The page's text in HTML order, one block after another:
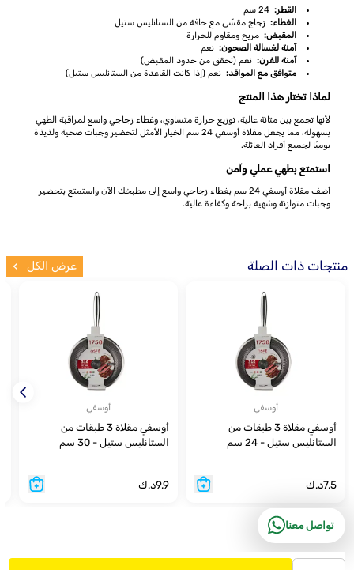
القطر: 24 سم
الغطاء: زجاج مقسّى مع حافة من الستانليس ستيل
المقبض: مريح ومقاوم للحرارة
آمنة لغسالة الصحون: نعم
آمنة للفرن: نعم (تحقق من حدود المقبض)
متوافق مع المواقد: نعم (إذا كانت القاعدة من الستانليس ستيل)
لماذا تختار هذا المنتج
لأنها تجمع بين متانة عالية، توزيع حرارة متساوي، وغطاء زجاجي واسع لمراقبة الطهي
بسهولة، مما يجعل مقلاة أوسفي 24 سم الخيار الأمثل لتحضير وجبات صحية ولذيذة
يوميًا لجميع أفراد العائلة.
استمتع بطهي عملي وآمن
أضف مقلاة أوسفي 24 سم بغطاء زجاجي واسع إلى مطبخك الآن واستمتع بتحضير
وجبات متوازنة وشهية براحة وكفاءة عالية.
منتجات ذات الصلة عرض الكل
أوسفي
أوسفي مقلاة 3 طبقات من
الستانليس ستيل - 24 سم
7.5د.ك
أوسفي
أوسفي مقلاة 3 طبقات من
الستانليس ستيل - 30 سم
9.9د.ك
تواصل معنا